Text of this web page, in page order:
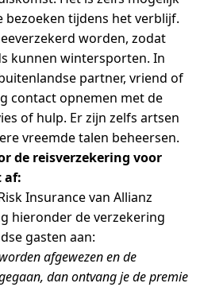
tijdens het verblijf.
worden, zodat
kunnen wintersporten. In
partner, vriend of
contact opnemen met de
of hulp. Er zijn zelfs artsen
vreemde talen beheersen.
de reisverzekering voor
af:
Insurance van Allianz
hieronder de verzekering
gasten aan:
afgewezen en de
dan ontvang je de premie